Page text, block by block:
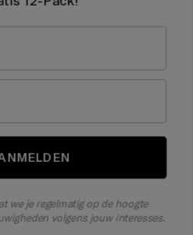
interesses.
herroepen
we je regelmatig op de hoogte
volgens jouw interesses.